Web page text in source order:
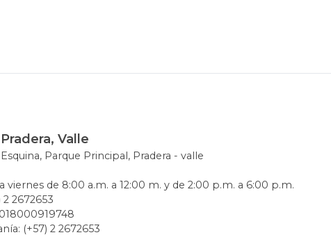
Valle
Parque Principal, Pradera - valle
viernes de 8:00 a.m. a 12:00 m. y de 2:00 p.m. a 6:00 p.m.
2672653
(+57) 2 2672653